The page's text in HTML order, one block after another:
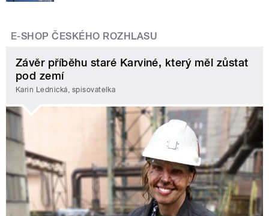
E-SHOP ČESKÉHO ROZHLASU
Závěr příběhu staré Karviné, který měl zůstat
pod zemí
Karin Lednická, spisovatelka